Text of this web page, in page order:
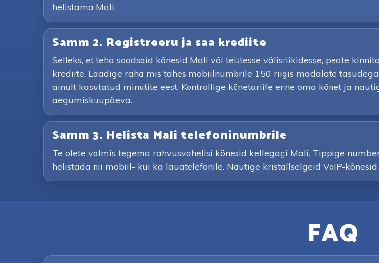
helistama Mali.
Samm 2. Registreeru ja saa krediite
Selleks, et teha soodsaid kõnesid Mali või teistesse välisriikidesse, peate
krediite. Laadige raha mis tahes mobiilnumbrile 150 riigis madalate
ainult kasutatud minutite eest. Kontrollige kõnetariife enne oma kõnet ja
aegumiskuupäeva.
Samm 3. Helista Mali telefoninumbrile
Te olete valmis tegema rahvusvahelisi kõnesid kellegagi Mali. Tippige
helistada nii mobiil- kui ka lauatelefonile. Nautige kristallselgeid VoIP-
FAQ